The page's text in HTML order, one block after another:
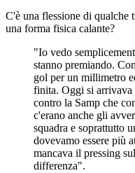
C'è una flessione di qualche
una forma fisica calante?
"Io vedo
stanno premiando.
gol per un millimetro
finita. Oggi si arrivava
contro la Samp che
c'erano anche gli
squadra e soprattutto
dovevamo essere più
mancava il pressing
differenza".